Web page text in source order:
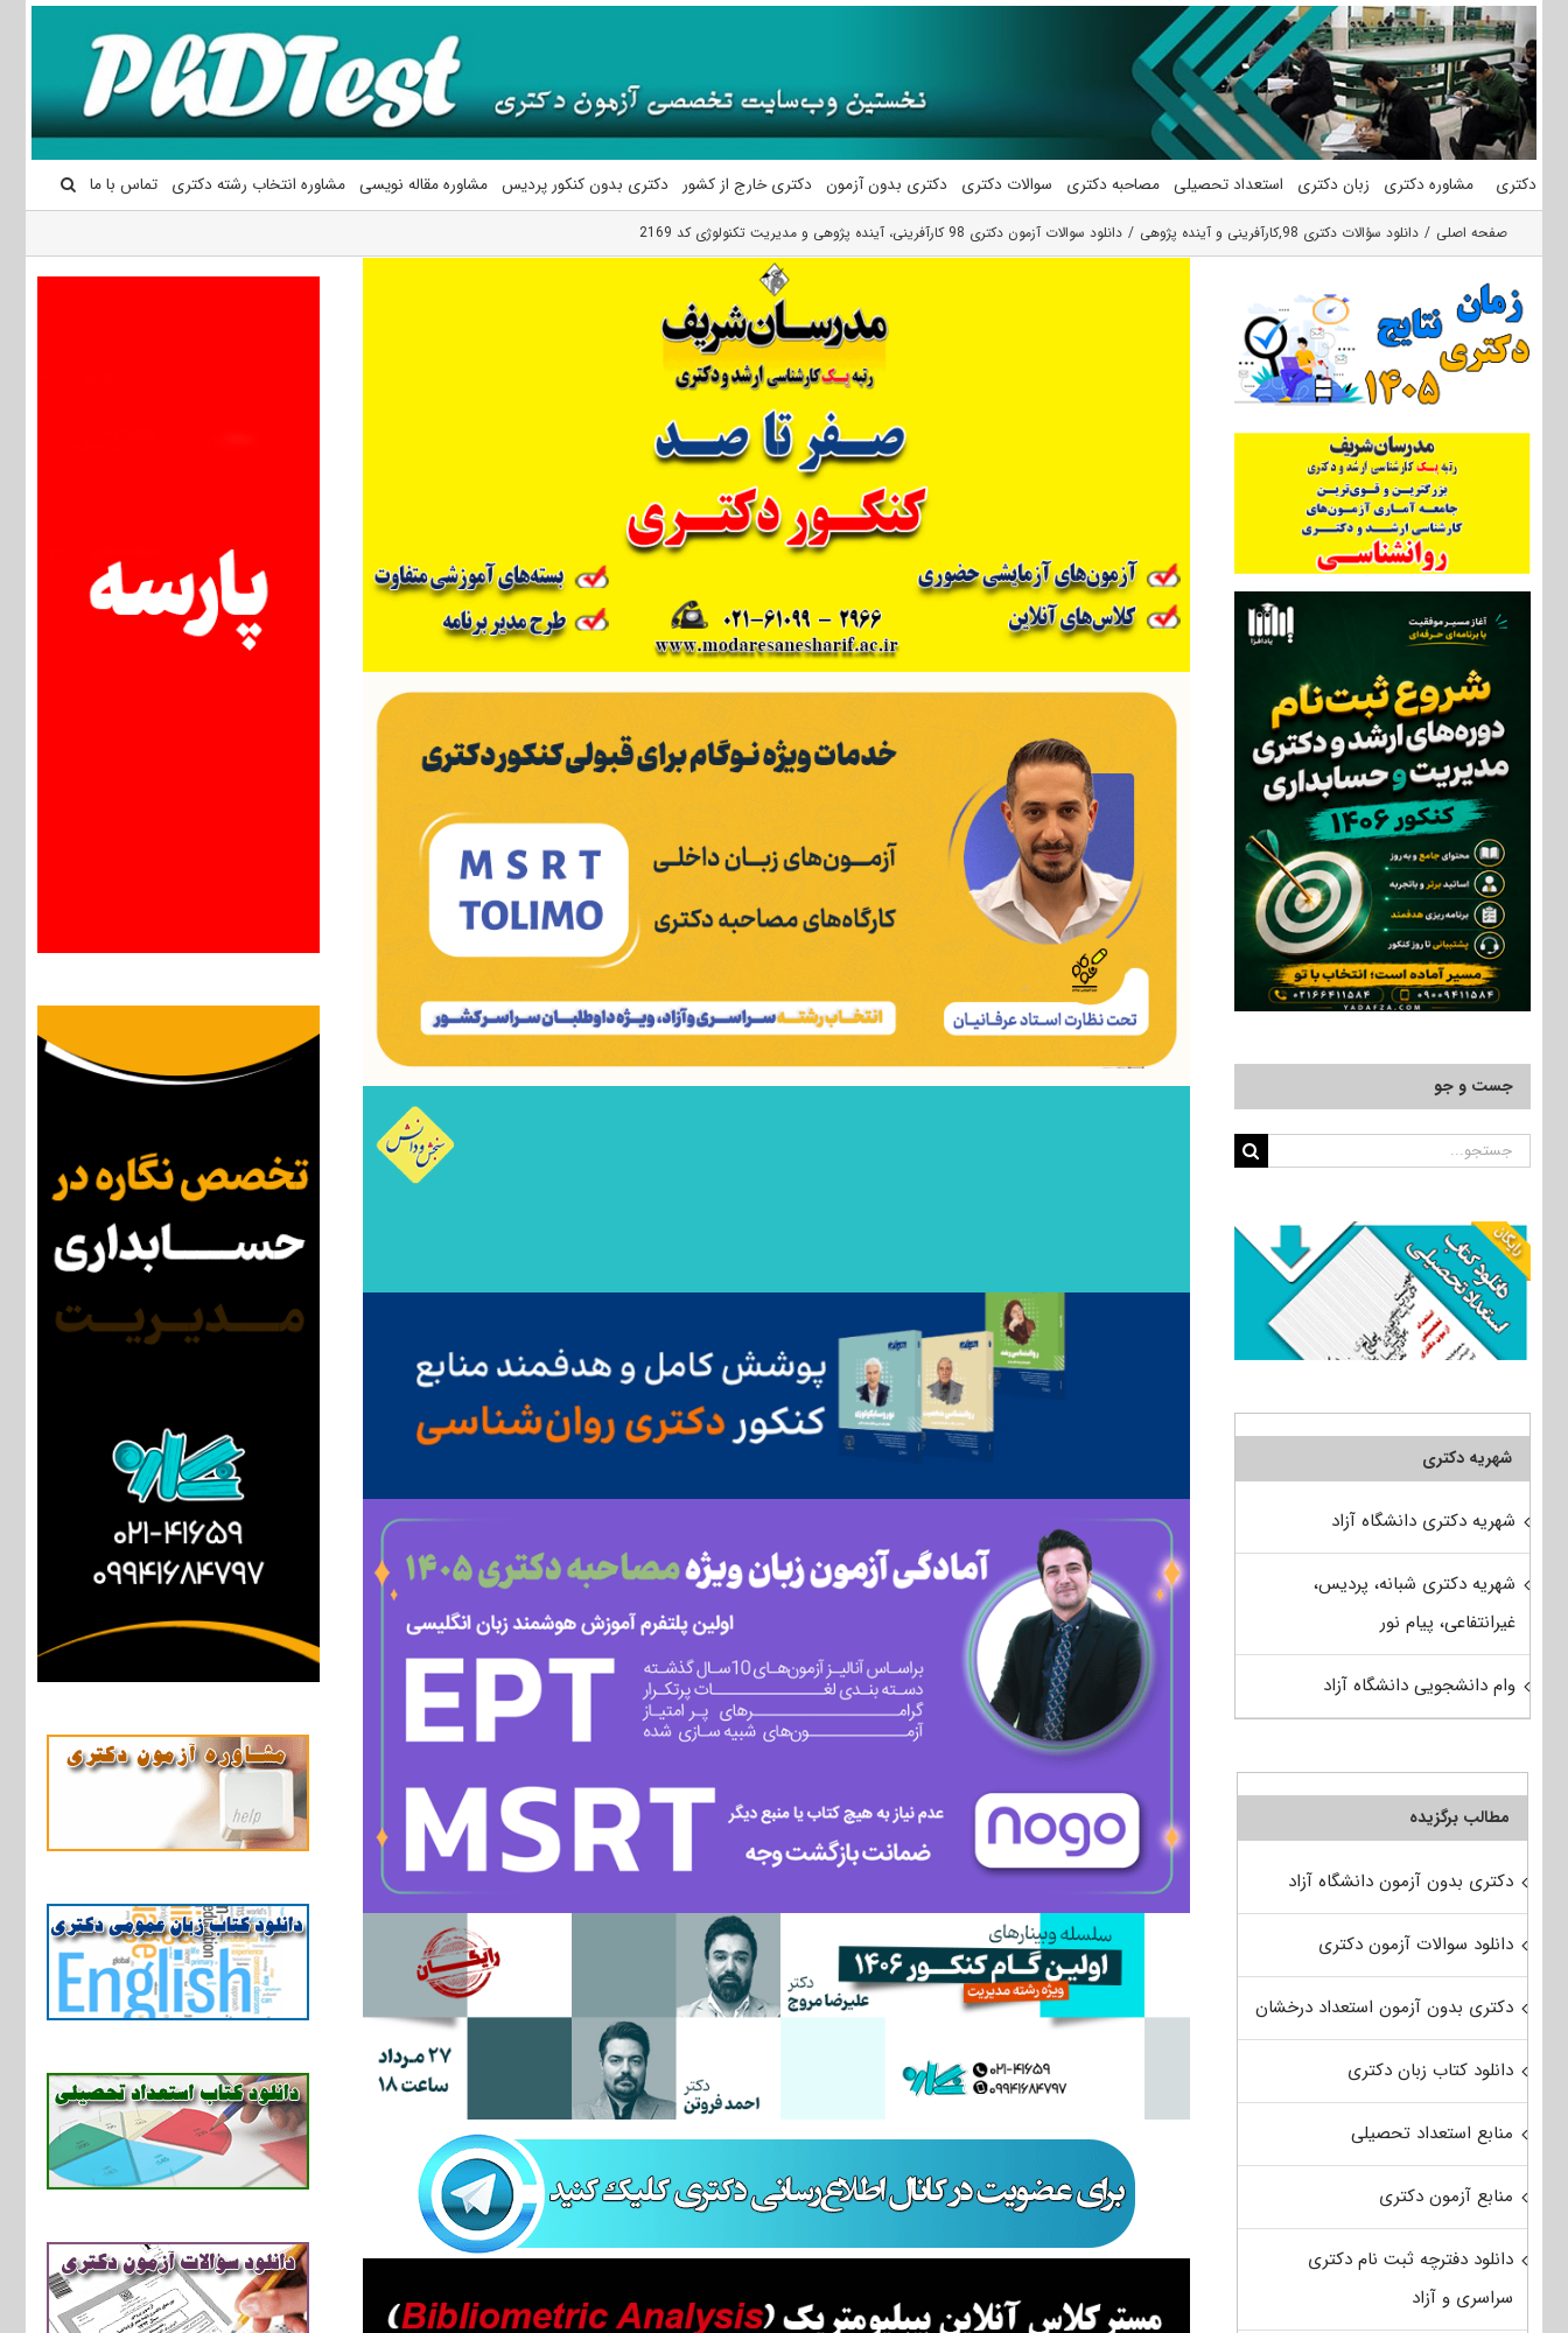
محتوا
دکتری مشاوره دکتری زبان دکتری استعداد تحصیلی مصاحبه دکتری سوالات دکتری دکتری بدون آزمون دکتری خارج از کشور دکتری بدون کنکور پردیس مشاوره مقاله نویسی مشاوره انتخاب رشته دکتری تماس با ما
صفحه اصلی دانلود سؤالات دکتری 98 ,کارآفرینی و آینده پژوهی دانلود سوالات آزمون دکتری 98 کارآفرینی، آینده پژوهی و مدیریت تکنولوژی کد 2169
جست و جو
جستجو
شهریه دکتری
شهریه دکتری دانشگاه آزاد
شهریه دکتری شبانه، پردیس،
غیرانتفاعی، پیام نور
وام دانشجویی دانشگاه آزاد
مطالب برگزیده
دکتری بدون آزمون دانشگاه آزاد
دانلود سوالات آزمون دکتری
دکتری بدون آزمون استعداد درخشان
دانلود کتاب زبان دکتری
منابع استعداد تحصیلی
منابع آزمون دکتری
دانلود دفترچه ثبت نام دکتری
سراسری و آزاد